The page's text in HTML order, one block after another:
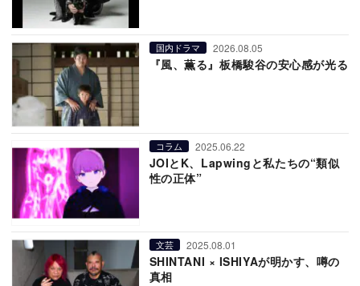
国内ドラマ 2026.08.05
『風、薫る』板橋駿谷の安心感が光る
コラム 2025.06.22
JOIとK、Lapwingと私たちの“類似
性の正体”
文芸 2025.08.01
SHINTANI × ISHIYAが明かす、噂の
真相